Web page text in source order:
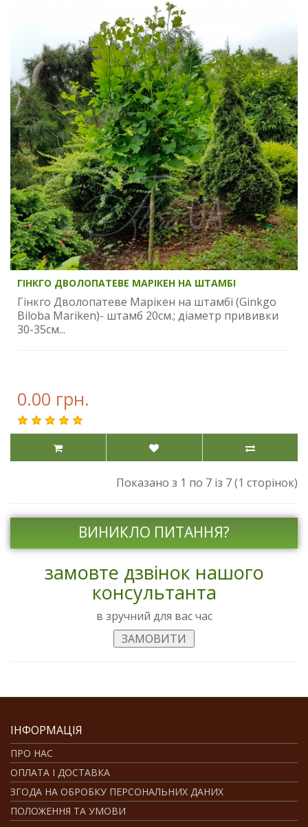
ГІНКГО ДВОЛОПАТЕВЕ МАРІКЕН НА ШТАМБІ
Гінкго Дволопатеве Марікен на штамбі (Ginkgo
Biloba Mariken)- штамб 20см.; діаметр прививки
30-35см...
0.00 грн.
Показано з 1 по 7 із 7 (1 сторінок)
ВИНИКЛО ПИТАННЯ?
замовте дзвінок нашого
консультанта
в зручний для вас час
ІНФОРМАЦІЯ
ПРО НАС
ОПЛАТА І ДОСТАВКА
ЗГОДА НА ОБРОБКУ ПЕРСОНАЛЬНИХ ДАНИХ
ПОЛОЖЕННЯ ТА УМОВИ